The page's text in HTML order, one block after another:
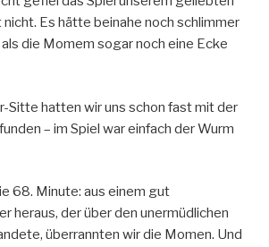
nicht. Es hätte beinahe noch schlimmer
die Momem sogar noch eine Ecke
Sitte hatten wir uns schon fast mit der
– im Spiel war einfach der Wurm
68. Minute: aus einem gut
heraus, der über den unermüdlichen
überrannten wir die Momen. Und